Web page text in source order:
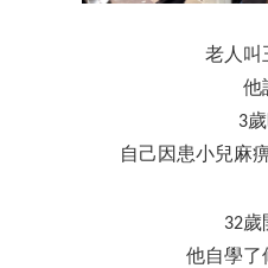
老人叫
他
3
自己因患小兒麻
32歲
他自學了